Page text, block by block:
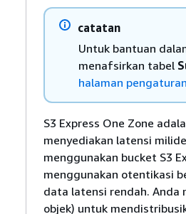
catatan
Untuk bantuan
menafsirkan tabel
halaman
S3 Express One Zone
menyediakan latensi
menggunakan bucket S3
menggunakan otentikasi
data latensi rendah. Anda
objek) untuk